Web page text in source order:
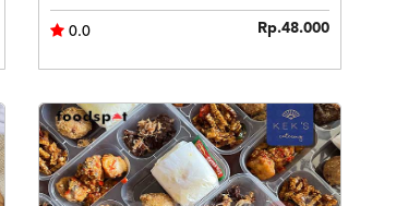
0.0 Rp.48.000